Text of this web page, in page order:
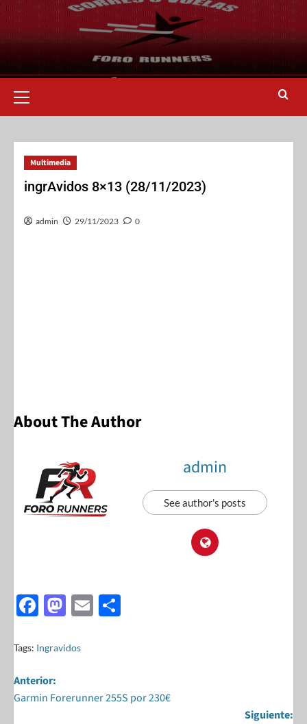
Multimedia
ingrAvidos 8×13 (28/11/2023)
admin 29/11/2023 0
About The Author
admin
See author's posts
F
e
b
o
M
to
o
E
Tags: Ingravidos
Anterior:
Garmin Forerunner 255S por 230€
Siguiente: